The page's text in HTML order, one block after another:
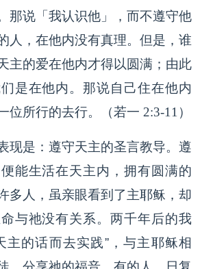
那说「我认识他」，而不遵守他
人，在他内没有真理。但是，谁
主的爱在他内才得以圆满；由此
是在他内。那说自己住在他内
位所行的去行。（若一 2:3-11）
现是：遵守天主的圣言教导。遵
能生活在天主内，拥有圆满的
多人，虽亲眼看到了主耶稣，却
与祂没有关系。两千年后的我
主的话而去实践”，与主耶稣相